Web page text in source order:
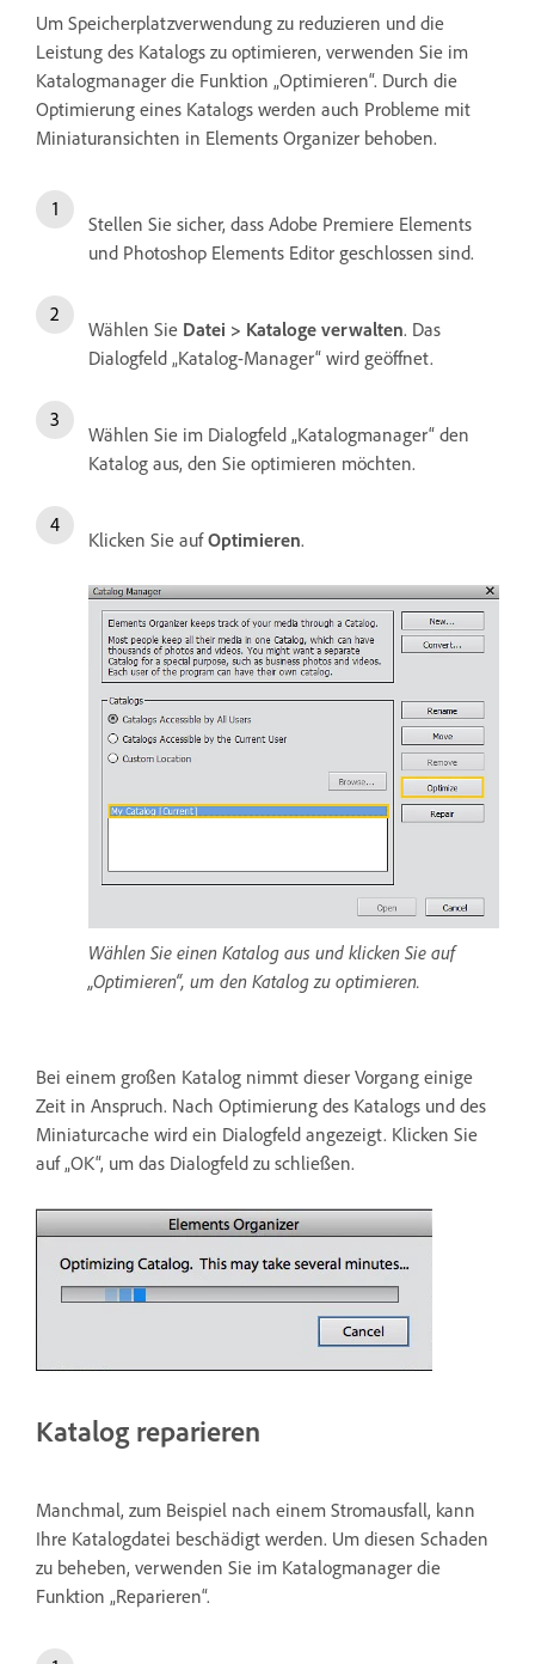
Um Speicherplatzverwendung zu reduzieren und die
Leistung des Katalogs zu optimieren, verwenden Sie im
Katalogmanager die Funktion „Optimieren“. Durch die
Optimierung eines Katalogs werden auch Probleme mit
Miniaturansichten in Elements Organizer behoben.
Stellen Sie sicher, dass Adobe Premiere Elements
und Photoshop Elements Editor geschlossen sind.
Wählen Sie Datei > Kataloge verwalten. Das
Dialogfeld „Katalog-Manager“ wird geöffnet.
Wählen Sie im Dialogfeld „Katalogmanager“ den
Katalog aus, den Sie optimieren möchten.
Klicken Sie aufOptimieren.
Wählen Sie einen Katalog aus und klicken Sie auf
„Optimieren“, um den Katalog zu optimieren.
Bei einem großen Katalog nimmt dieser Vorgang einige
Zeit in Anspruch. Nach Optimierung des Katalogs und des
Miniaturcache wird ein Dialogfeld angezeigt. Klicken Sie
auf „OK“, um das Dialogfeld zu schließen.
Katalog reparieren
Manchmal, zum Beispiel nach einem Stromausfall, kann
Ihre Katalogdatei beschädigt werden. Um diesen Schaden
zu beheben, verwenden Sie im Katalogmanager die
Funktion „Reparieren“.